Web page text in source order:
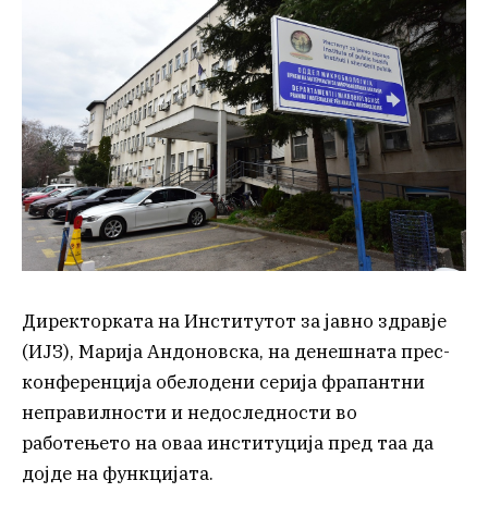
Директорката на Институтот за јавно здравје
(ИЈЗ), Марија Андоновска, на денешната прес-
конференција обелодени серија фрапантни
неправилности и недоследности во
работењето на оваа институција пред таа да
дојде на функцијата.